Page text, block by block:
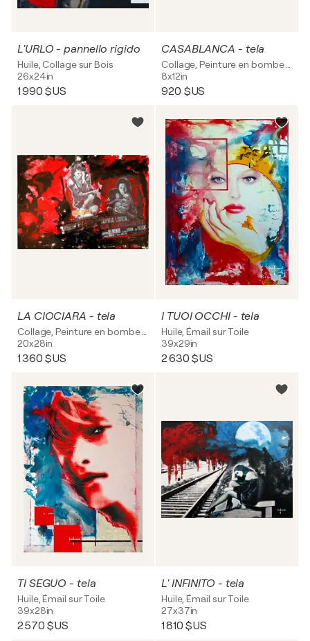
L'URLO - pannello rigido
Huile, Collage sur Bois
26x24in
1 990 $US
CASABLANCA - tela
8x12in
920 $US
LA CIOCIARA - tela
20x28in
1 360 $US
I TUOI OCCHI - tela
Huile, Émail sur Toile
39x29in
2 630 $US
TI SEGUO - tela
Huile, Émail sur Toile
39x28in
2 570 $US
L' INFINITO - tela
Huile, Émail sur Toile
27x37in
1 810 $US